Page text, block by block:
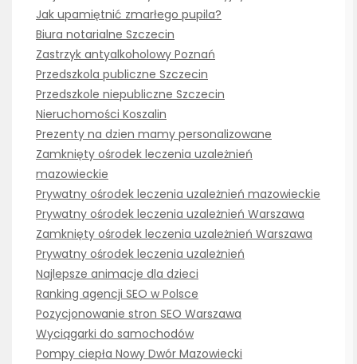
Jak upamiętnić zmarłego pupila?
Biura notarialne Szczecin
Zastrzyk antyalkoholowy Poznań
Przedszkola publiczne Szczecin
Przedszkole niepubliczne Szczecin
Nieruchomości Koszalin
Prezenty na dzien mamy personalizowane
Zamknięty ośrodek leczenia uzależnień
mazowieckie
Prywatny ośrodek leczenia uzależnień mazowieckie
Prywatny ośrodek leczenia uzależnień Warszawa
Zamknięty ośrodek leczenia uzależnień Warszawa
Prywatny ośrodek leczenia uzależnień
Najlepsze animacje dla dzieci
Ranking agencji SEO w Polsce
Pozycjonowanie stron SEO Warszawa
Wyciągarki do samochodów
Pompy ciepła Nowy Dwór Mazowiecki